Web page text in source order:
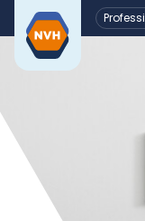
Ga naar de inhoud